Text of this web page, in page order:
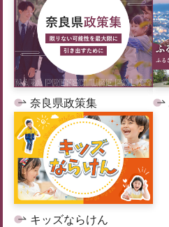
奈良県政策集
キッズならけん